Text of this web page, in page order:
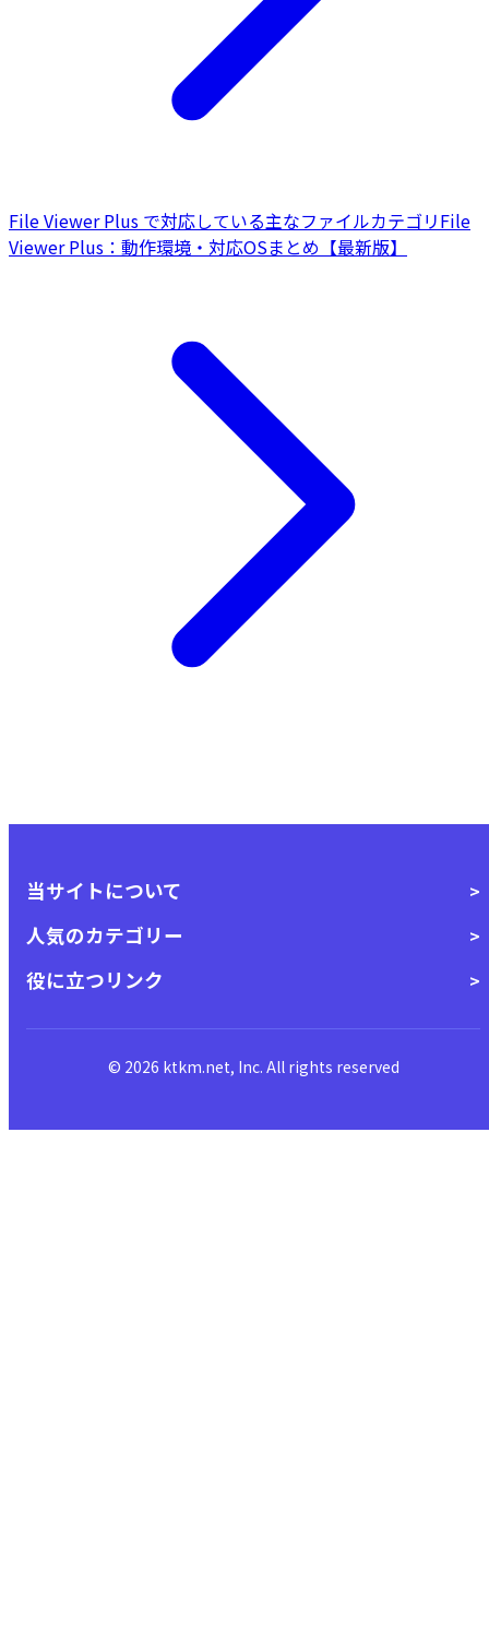
File Viewer Plus で対応している主なファイルカテゴリFile
Viewer Plus：動作環境・対応OSまとめ【最新版】
当サイトについて
人気のカテゴリー
役に立つリンク
© 2026 ktkm.net, Inc. All rights reserved